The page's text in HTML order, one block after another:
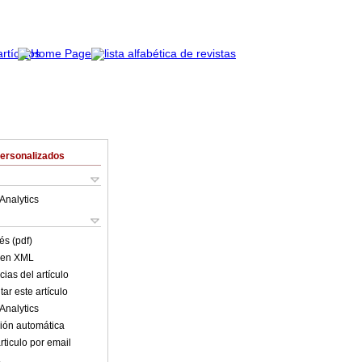
(pdf)
XML
del artículo
este artículo
automática
por email